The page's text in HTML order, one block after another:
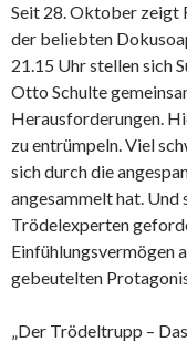
Seit 28. Oktober zeigt
der beliebten
21.15 Uhr stellen sich
Otto Schulte
Herausforderungen.
zu entrümpeln. Viel
sich durch die
angesammelt hat. Und
Trödelexperten
Einfühlungsvermögen
gebeutelten
„Der Trödeltrupp –